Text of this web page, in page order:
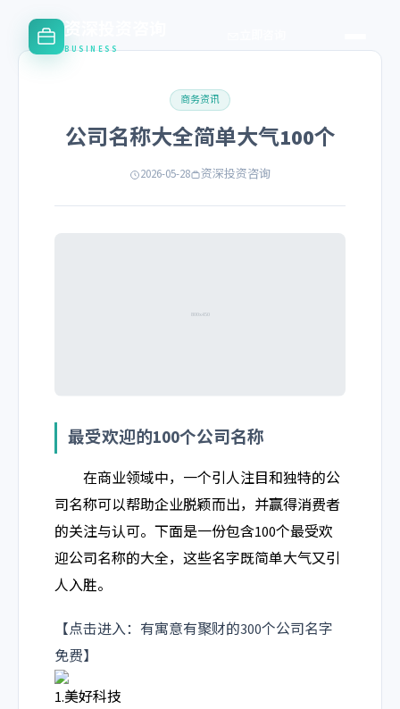
资深投资咨询
BUSINESS
商务资讯
公司名称大全简单大气100个
2026-05-28 资深投资咨询
最受欢迎的100个公司名称
在商业领域中，一个引人注目和独特的公
司名称可以帮助企业脱颖而出，并赢得消费者
的关注与认可。下面是一份包含100个最受欢
迎公司名称的大全，这些名字既简单大气又引
人入胜。
【点击进入：有寓意有聚财的300个公司名字
免费】
1.美好科技